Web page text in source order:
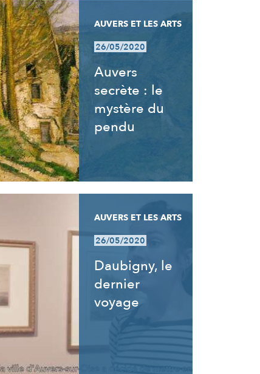
AUVERS ET LES ARTS
26/05/2020
Auvers
secrète : le
mystère du
pendu
AUVERS ET LES ARTS
26/05/2020
Daubigny, le
dernier
voyage